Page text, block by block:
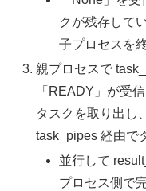
クが残存して
子プロセスを
親プロセスで
「READY」が受
タスクを取り出し
task_pipes 経由で
並行して
プロセス側で